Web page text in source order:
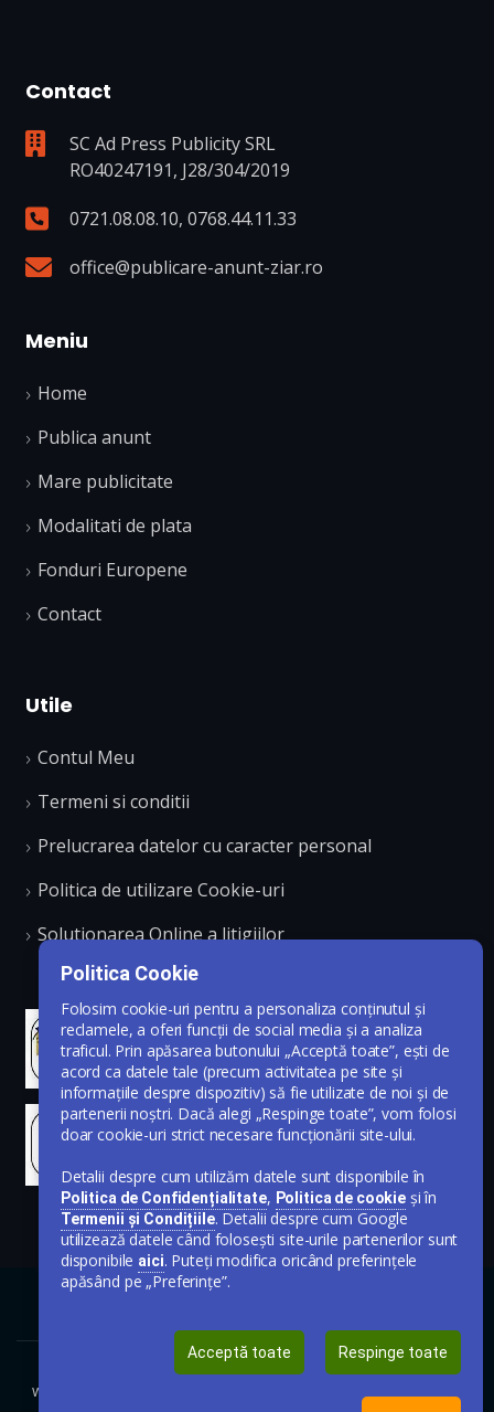
Contact
SC Ad Press Publicity SRL
RO40247191, J28/304/2019
0721.08.08.10, 0768.44.11.33
office@publicare-anunt-ziar.ro
Meniu
Home
Publica anunt
Mare publicitate
Modalitati de plata
Fonduri Europene
Contact
Utile
Contul Meu
Termeni si conditii
Prelucrarea datelor cu caracter personal
Politica de utilizare Cookie-uri
Solutionarea Online a litigiilor
www.publicare-anunt-ziar.ro © Toate drepturile rezervate 2020-
Politica Cookie
Folosim cookie-uri pentru a personaliza conținutul și
reclamele, a oferi funcții de social media și a analiza
traficul. Prin apăsarea butonului „Acceptă toate”, ești de
acord ca datele tale (precum activitatea pe site și
informațiile despre dispozitiv) să fie utilizate de noi și de
partenerii noștri. Dacă alegi „Respinge toate”, vom folosi
doar cookie-uri strict necesare funcționării site-ului.
Detalii despre cum utilizăm datele sunt disponibile în
Politica de Confidențialitate, Politica de cookieși în
Termenii și Condițiile. Detalii despre cum Google
utilizează datele când folosești site-urile partenerilor sunt
disponibile aici. Puteți modifica oricând preferințele
apăsând pe „Preferințe”.
Acceptă toate Respinge toate